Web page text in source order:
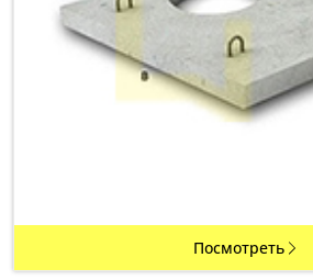
Посмотреть